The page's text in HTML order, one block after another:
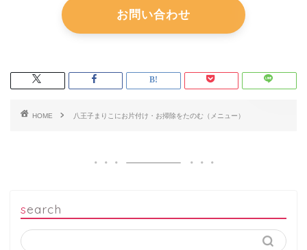
お問い合わせ
HOME 八王子まりこにお片付け・お掃除をたのむ（メニュー）
search